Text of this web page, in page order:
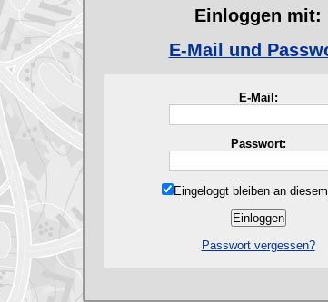
Einloggen mit:
E-Mail und
E-Mail:
Passwort:
Eingeloggt bleiben an
Passwort vergessen?